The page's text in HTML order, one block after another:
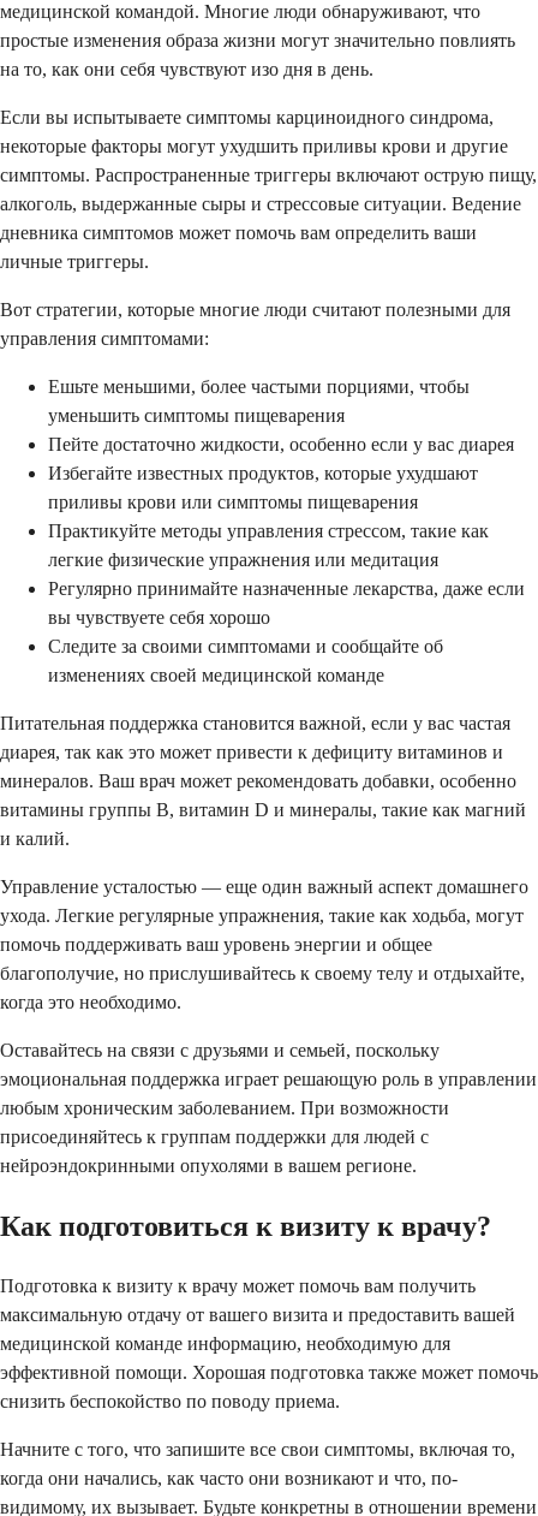
медицинской командой. Многие люди обнаруживают, что
простые изменения образа жизни могут значительно повлиять
на то, как они себя чувствуют изо дня в день.
Если вы испытываете симптомы карциноидного синдрома,
некоторые факторы могут ухудшить приливы крови и другие
симптомы. Распространенные триггеры включают острую пищу,
алкоголь, выдержанные сыры и стрессовые ситуации. Ведение
дневника симптомов может помочь вам определить ваши
личные триггеры.
Вот стратегии, которые многие люди считают полезными для
управления симптомами:
Ешьте меньшими, более частыми порциями, чтобы
уменьшить симптомы пищеварения
Пейте достаточно жидкости, особенно если у вас диарея
Избегайте известных продуктов, которые ухудшают
приливы крови или симптомы пищеварения
Практикуйте методы управления стрессом, такие как
легкие физические упражнения или медитация
Регулярно принимайте назначенные лекарства, даже если
вы чувствуете себя хорошо
Следите за своими симптомами и сообщайте об
изменениях своей медицинской команде
Питательная поддержка становится важной, если у вас частая
диарея, так как это может привести к дефициту витаминов и
минералов. Ваш врач может рекомендовать добавки, особенно
витамины группы В, витамин D и минералы, такие как магний
и калий.
Управление усталостью — еще один важный аспект домашнего
ухода. Легкие регулярные упражнения, такие как ходьба, могут
помочь поддерживать ваш уровень энергии и общее
благополучие, но прислушивайтесь к своему телу и отдыхайте,
когда это необходимо.
Оставайтесь на связи с друзьями и семьей, поскольку
эмоциональная поддержка играет решающую роль в управлении
любым хроническим заболеванием. При возможности
присоединяйтесь к группам поддержки для людей с
нейроэндокринными опухолями в вашем регионе.
Как подготовиться к визиту к врачу?
Подготовка к визиту к врачу может помочь вам получить
максимальную отдачу от вашего визита и предоставить вашей
медицинской команде информацию, необходимую для
эффективной помощи. Хорошая подготовка также может помочь
снизить беспокойство по поводу приема.
Начните с того, что запишите все свои симптомы, включая то,
когда они начались, как часто они возникают и что, по-
видимому, их вызывает. Будьте конкретны в отношении времени